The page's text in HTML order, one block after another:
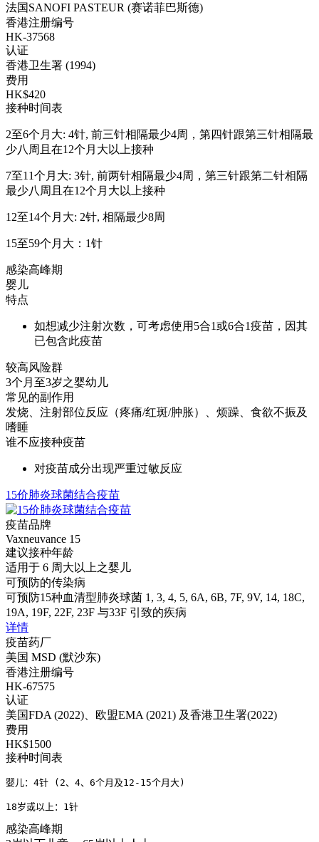
法国SANOFI PASTEUR (赛诺菲巴斯德)
香港注册编号
HK-37568
认证
香港卫生署 (1994)
费用
HK$420
接种时间表
2至6个月大: 4针, 前三针相隔最少4周，第四针跟第三针相隔最
少八周且在12个月大以上接种
7至11个月大: 3针, 前两针相隔最少4周，第三针跟第二针相隔
最少八周且在12个月大以上接种
12至14个月大: 2针, 相隔最少8周
15至59个月大：1针
感染高峰期
婴儿
特点
如想减少注射次数，可考虑使用5合1或6合1疫苗，因其
已包含此疫苗
较高风险群
3个月至3岁之婴幼儿
常见的副作用
发烧、注射部位反应（疼痛/红斑/肿胀）、烦躁、食欲不振及
嗜睡
谁不应接种疫苗
对疫苗成分出现严重过敏反应
15价肺炎球菌结合疫苗
疫苗品牌
Vaxneuvance 15
建议接种年龄
适用于 6 周大以上之婴儿
可预防的传染病
可预防15种血清型肺炎球菌 1, 3, 4, 5, 6A, 6B, 7F, 9V, 14, 18C,
19A, 19F, 22F, 23F 与33F 引致的疾病
详情
疫苗药厂
美国 MSD (默沙东)
香港注册编号
HK-67575
认证
美国FDA (2022)、欧盟EMA (2021) 及香港卫生署(2022)
费用
HK$1500
接种时间表
婴儿：4针 (2、4、6个月及12-15个月大)
18岁或以上：1针
感染高峰期